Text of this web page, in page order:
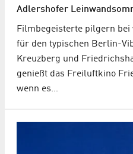
Adlershofer
Filmbegeisterte pilgern
für den typischen Berlin-
Kreuzberg und
genießt das Freiluftkino
wenn es…